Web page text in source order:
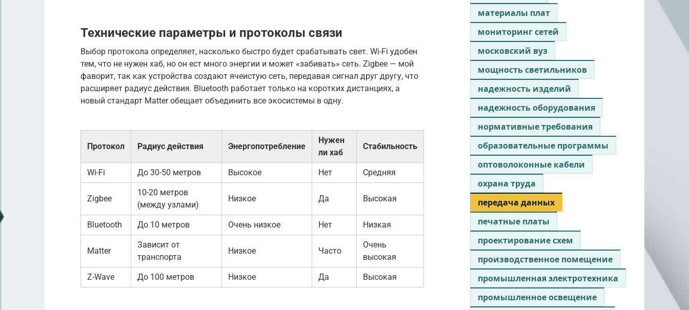
Технические параметры и протоколы связи
Выбор протокола определяет, насколько быстро будет срабатывать свет. Wi-Fi удобен
тем, что не нужен хаб, но он ест много энергии и может «забивать» сеть. Zigbee — мой
фаворит, так как устройства создают ячеистую сеть, передавая сигнал друг другу, что
расширяет радиус действия. Bluetooth работает только на коротких дистанциях, а
новый стандарт Matter обещает объединить все экосистемы в одну.
Протокол Радиус действия Энергопотребление
Нужен
ли хаб
Стабильность
Wi-Fi До 30-50 метров Высокое Нет Средняя
Zigbee
10-20 метров
(между узлами)
Низкое Да Высокая
Bluetooth До 10 метров Очень низкое Нет Низкая
Matter
Зависит от
транспорта
Низкое Часто
Очень
высокая
Z-Wave До 100 метров Низкое Да Высокая
материалы плат
мониторинг сетей
московский вуз
мощность светильников
надежность изделий
надежность оборудования
нормативные требования
образовательные программы
оптоволоконные кабели
охрана труда
передача данных
печатные платы
проектирование схем
производственное помещение
промышленная электротехника
промышленное освещение